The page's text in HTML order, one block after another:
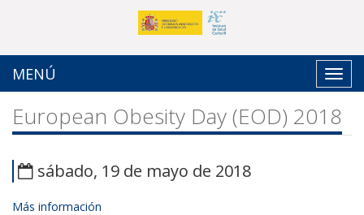
MENÚ
European Obesity Day (EOD) 2018
sábado, 19 de mayo de 2018
Más información